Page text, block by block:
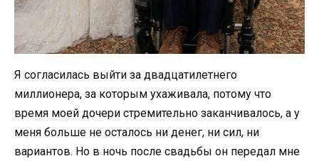
Я согласилась выйти за двадцатилетнего
миллионера, за которым ухаживала, потому что
время моей дочери стремительно заканчивалось, а у
меня больше не осталось ни денег, ни сил, ни
вариантов. Но в ночь после свадьбы он передал мне